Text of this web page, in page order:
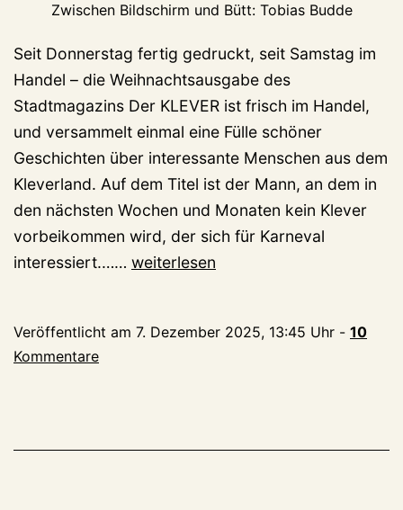
Zwischen Bildschirm und Bütt: Tobias Budde
Seit Donnerstag fertig gedruckt, seit Samstag im
Handel – die Weihnachtsausgabe des
Stadtmagazins Der KLEVER ist frisch im Handel,
und versammelt einmal eine Fülle schöner
Geschichten über interessante Menschen aus dem
Kleverland. Auf dem Titel ist der Mann, an dem in
den nächsten Wochen und Monaten kein Klever
vorbeikommen wird, der sich für Karneval
interessiert.…… Das
den
weiterlesen
Veröffentlicht am 7. Dezember 2025, 13:45 Uhr - 10
Kommentare